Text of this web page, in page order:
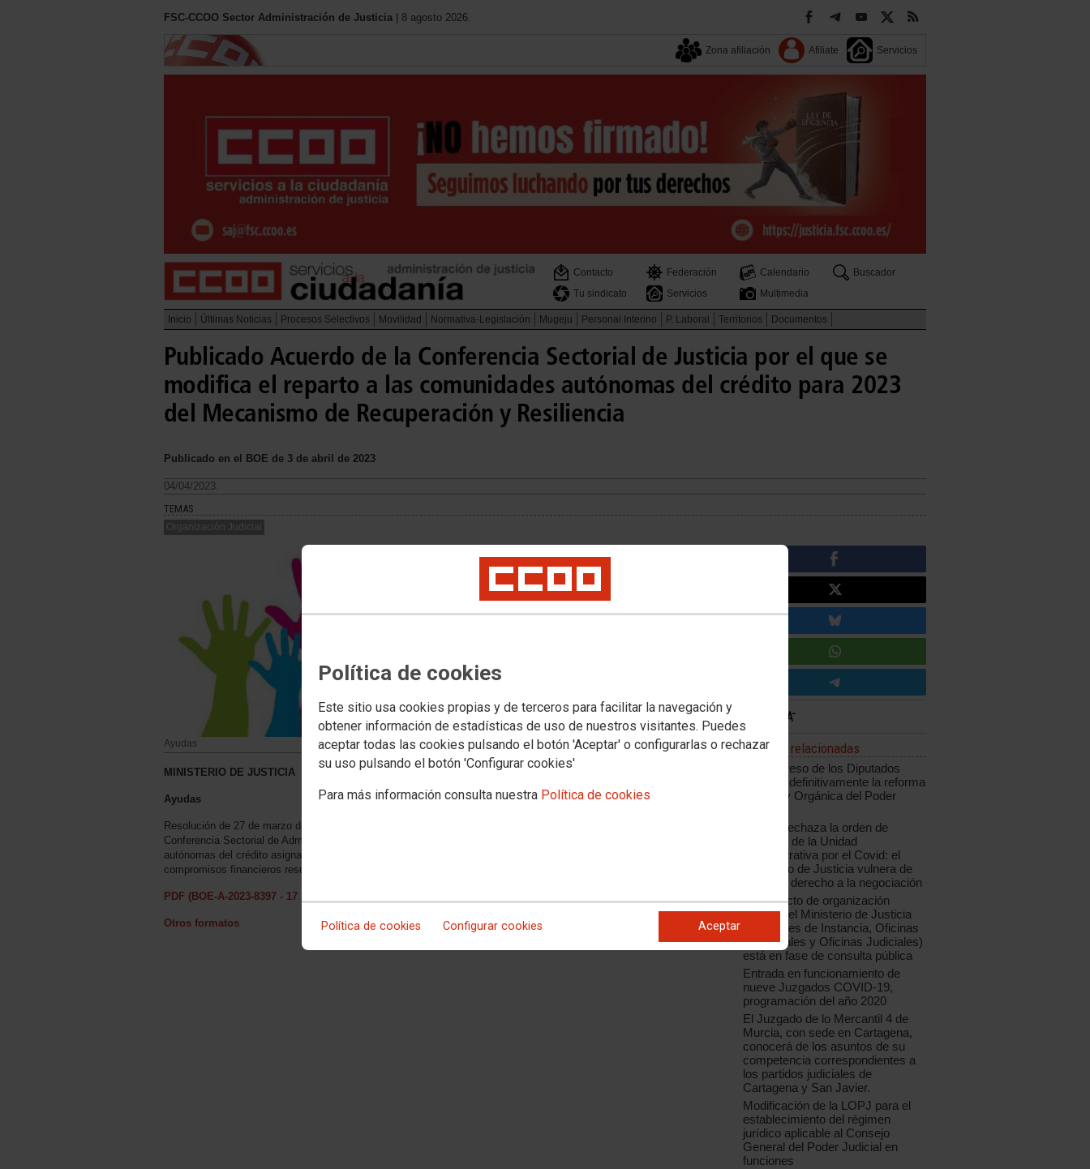
Política de cookies
Este sitio usa cookies propias y de terceros para facilitar la navegación y
obtener información de estadísticas de uso de nuestros visitantes. Puedes
aceptar todas las cookies pulsando el botón 'Aceptar' o configurarlas o rechazar
su uso pulsando el botón 'Configurar cookies'
Para más información consulta nuestra Política de cookies
Política de cookies Configurar cookies Aceptar
FSC-CCOO Sector Administración de Justicia | 8 agosto 2026.
Zona afiliación Afiliate Servicios
Contacto Federación Calendario
Buscador
Tu sindicato
Servicios Multimedia
Inicio Últimas Noticias Procesos Selectivos Movilidad Normativa-Legislación Mugeju Personal Interino P. Laboral Territorios Documentos
Publicado Acuerdo de la Conferencia Sectorial de Justicia por el que se
modifica el reparto a las comunidades autónomas del crédito para 2023
del Mecanismo de Recuperación y Resiliencia
Publicado en el BOE de 3 de abril de 2023
04/04/2023.
TEMAS
Organización Judicial
Ayudas
MINISTERIO DE JUSTICIA
Ayudas
Resolución de 27 de marzo de 2023, de la Secretaría de Estado de Justicia, por la que se publica el Acuerdo de la
Conferencia Sectorial de Administración de Justicia, por el que se modifica el reparto resultante para las comunidades
autónomas del crédito asignado para el año 2023 del Mecanismo de Recuperación y Resiliencia y se formalizan los
compromisos financieros resultantes
PDF (BOE-A-2023-8397 - 17 págs. - 466 KB)
Otros formatos
Noticias relacionadas
El Congreso de los Diputados
aprueba definitivamente la reforma
de la Ley Orgánica del Poder
CCOO rechaza la orden de
creación de la Unidad
Administrativa por el Covid: el
Ministerio de Justicia vulnera de
nuevo el derecho a la negociación
El proyecto de organización
judicial del Ministerio de Justicia
(Tribunales de Instancia, Oficinas
Municipales y Oficinas Judiciales)
está en fase de consulta pública
Entrada en funcionamiento de
nueve Juzgados COVID-19,
programación del año 2020
El Juzgado de lo Mercantil 4 de
Murcia, con sede en Cartagena,
conocerá de los asuntos de su
competencia correspondientes a
los partidos judiciales de
Cartagena y San Javier.
Modificación de la LOPJ para el
establecimiento del régimen
jurídico aplicable al Consejo
General del Poder Judicial en
funciones